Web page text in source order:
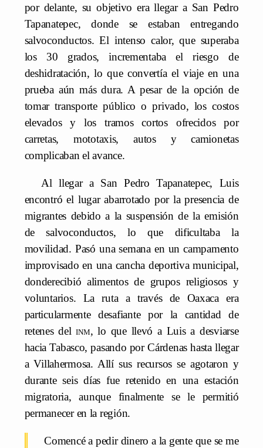
por delante, su objetivo era llegar a San Pedro
Tapanatepec, donde se estaban entregando
salvoconductos. El intenso calor, que superaba
los 30 grados, incrementaba el riesgo de
deshidratación, lo que convertía el viaje en una
prueba aún más dura. A pesar de la opción de
tomar transporte público o privado, los costos
elevados y los tramos cortos ofrecidos por
carretas, mototaxis, autos y camionetas
complicaban el avance.
Al llegar a San Pedro Tapanatepec, Luis
encontró el lugar abarrotado por la presencia de
migrantes debido a la suspensión de la emisión
de salvoconductos, lo que dificultaba la
movilidad. Pasó una semana en un campamento
improvisado en una cancha deportiva municipal,
donderecibió alimentos de grupos religiosos y
voluntarios. La ruta a través de Oaxaca era
particularmente desafiante por la cantidad de
retenes delinm, lo que llevó a Luis a desviarse
hacia Tabasco, pasando por Cárdenas hasta llegar
a Villahermosa. Allí sus recursos se agotaron y
durante seis días fue retenido en una estación
migratoria, aunque finalmente se le permitió
permanecer en la región.
Comencé a pedir dinero a la gente que se me